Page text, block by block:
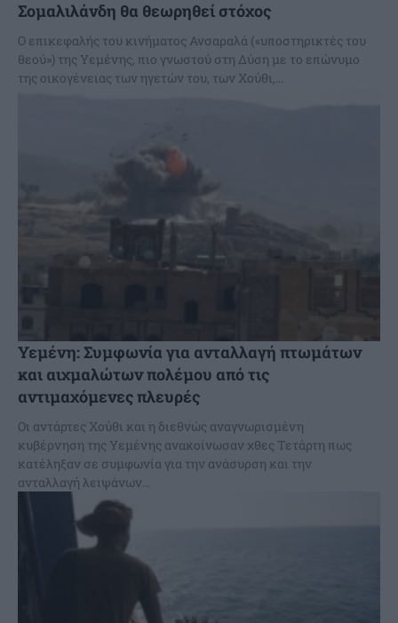
Σομαλιλάνδη θα θεωρηθεί στόχος
Ο επικεφαλής του κινήματος Ανσαραλά («υποστηρικτές του
θεού») της Υεμένης, πιο γνωστού στη Δύση με το επώνυμο
της οικογένειας των ηγετών του, των Χούθι,...
Υεμένη: Συμφωνία για ανταλλαγή πτωμάτων
και αιχμαλώτων πολέμου από τις
αντιμαχόμενες πλευρές
Οι αντάρτες Χούθι και η διεθνώς αναγνωρισμένη
κυβέρνηση της Υεμένης ανακοίνωσαν χθες Τετάρτη πως
κατέληξαν σε συμφωνία για την ανάσυρση και την
ανταλλαγή λειψάνων...